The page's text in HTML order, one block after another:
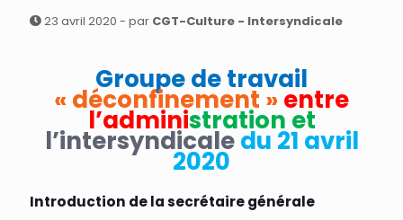
23 avril 2020 - par CGT-Culture - Intersyndicale
Groupe de travail
« déconfinement »entre
l’administration et
l’intersyndicaledu 21 avril
2020
Introduction de la secrétaire générale